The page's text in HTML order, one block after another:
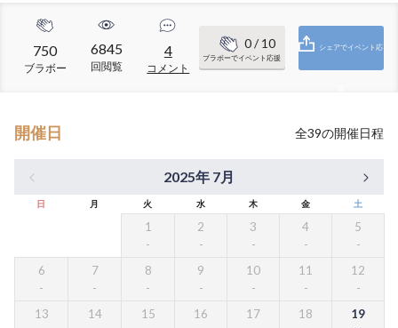
750
ブラボー
6845
回閲覧
4
コメント
0/ 10
ブラボーでイベント応援
シェアでイベント応
開催日 全39の開催日程
2025年 7月
日 月 火 水 木 金 土
1 2 3 4 5
6 7 8 9 10 11 12
13 14 15 16 17 18 19